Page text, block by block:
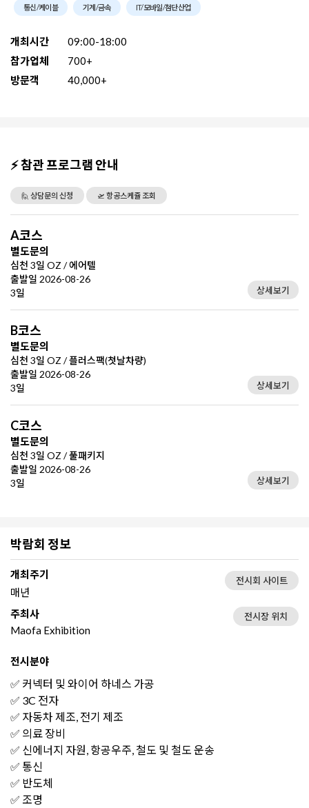
통신/케이블 기계/금속 IT/모바일/첨단산업
개최시간
09:00-18:00
참가업체
700+
방문객
40,000+
⚡ 참관 프로그램 안내
🙋 상담문의 신청 🛫 항공스케쥴 조회
A코스
별도문의
심천 3일 OZ / 에어텔
출발일 2026-08-26
3일
상세보기
B코스
별도문의
심천 3일 OZ / 플러스팩(첫날차량)
출발일 2026-08-26
3일
상세보기
C코스
별도문의
심천 3일 OZ / 풀패키지
출발일 2026-08-26
3일
상세보기
박람회 정보
개최주기
매년
전시회 사이트
주최사
Maofa Exhibition
전시장 위치
전시분야
✅ 커넥터 및 와이어 하네스 가공
✅ 3C 전자
✅ 자동차 제조, 전기 제조
✅ 의료 장비
✅ 신에너지 자원, 항공우주, 철도 및 철도 운송
✅ 통신
✅ 반도체
✅ 조명